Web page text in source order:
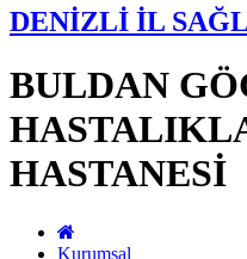
DENİZLİ İL
BULDAN
HASTANESİ
Kurumsal